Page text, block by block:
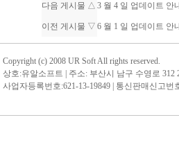
다음 게시물 △ 3 월 4 일 업데이트 안
이전 게시물 ▽ 6 월 1 일 업데이트 안
Copyright (c) 2008 UR Soft All rights reserved.
상호:유알소프트 | 주소: 부산시 남구 수영로 312
사업자등록번호:621-13-19849 | 통신판매신고번